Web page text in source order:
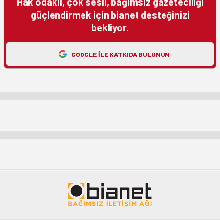
güçlendirmek için bianet desteğinizi
bekliyor.
GOOGLE ILE KATKIDA BULUNUN